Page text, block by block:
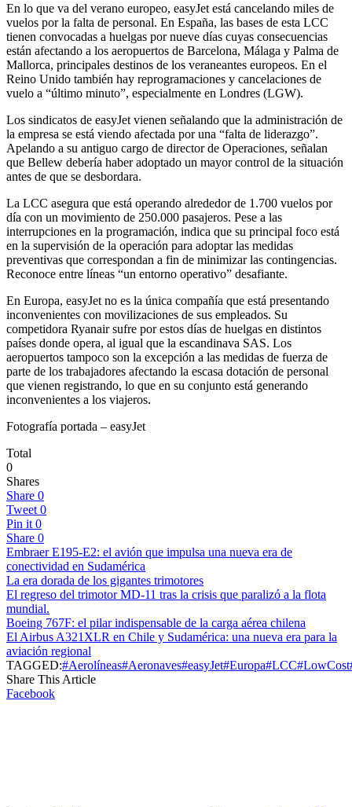
En lo que va del verano europeo, easyJet está cancelando miles de
vuelos por la falta de personal. En España, las bases de esta LCC
tienen convocadas a huelgas por nueve días cuyas consecuencias
están afectando a los aeropuertos de Barcelona, Málaga y Palma de
Mallorca, principales destinos de los veraneantes europeos. En el
Reino Unido también hay reprogramaciones y cancelaciones de
vuelo a “último minuto”, especialmente en Londres (LGW).
Los sindicatos de easyJet vienen señalando que la administración de
la empresa se está viendo afectada por una “falta de liderazgo”.
Apelando a su antiguo cargo de director de Operaciones, señalan
que Bellew debería haber adoptado un mayor control de la situación
antes de que se desbordara.
La LCC asegura que está operando alrededor de 1.700 vuelos por
día con un movimiento de 250.000 pasajeros. Pese a las
interrupciones en la programación, indica que su principal foco está
en la supervisión de la operación para adoptar las medidas
preventivas que correspondan a fin de minimizar las contingencias.
Reconoce entre líneas “un entorno operativo” desafiante.
En Europa, easyJet no es la única compañía que está presentando
inconvenientes con movilizaciones de sus empleados. Su
competidora Ryanair sufre por estos días de huelgas en distintos
países donde opera, al igual que la escandinava SAS. Los
aeropuertos tampoco son la excepción a las medidas de fuerza de
parte de los trabajadores afectando la escasa dotación de personal
que vienen registrando, lo que en su conjunto está generando
inconvenientes a los viajeros.
Fotografía portada – easyJet
Total
0
Shares
Share 0
Tweet 0
Pin it 0
Share 0
Embraer E195-E2: el avión que impulsa una nueva era de
conectividad en Sudamérica
La era dorada de los gigantes trimotores
El regreso del trimotor MD-11 tras la crisis que paralizó a la flota
mundial.
Boeing 767F: el pilar indispensable de la carga aérea chilena
El Airbus A321XLR en Chile y Sudamérica: una nueva era para la
aviación regional
TAGGED:#Aerolíneas#Aeronaves#easyJet#Europa#LCC#LowCost
Share This Article
Facebook